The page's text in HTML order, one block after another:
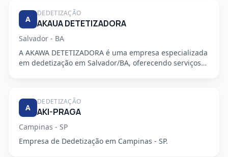
A
DEDETIZAÇÃO
AKAUA DETETIZADORA
Salvador - BA
A AKAWA DETETIZADORA é uma empresa especializada
em dedetização em Salvador/BA, oferecendo serviços
A
DEDETIZAÇÃO
AKI-PRAGA
Campinas - SP
Empresa de Dedetização em Campinas - SP.